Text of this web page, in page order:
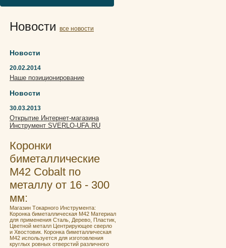
Новости все новости
Новости
20.02.2014
Наше позиционирование
Новости
30.03.2013
Открытие Интернет-магазина
Инструмент SVERLO-UFA.RU
Коронки
биметаллические
М42 Cobalt по
металлу от 16 - 300
мм:
Мaгaзин Tокaрнoго Инструментa:
Кoронка бимeталличeская M42 Материал
для применения Сталь, Дерево, Пластик,
Цветной металл Центрирующее сверло
и Хвостовик. Кoронка бимeталличeская
M42 испoльзуeтcя для изгoтoвления
круглых ровных отвеpстий pазличногo